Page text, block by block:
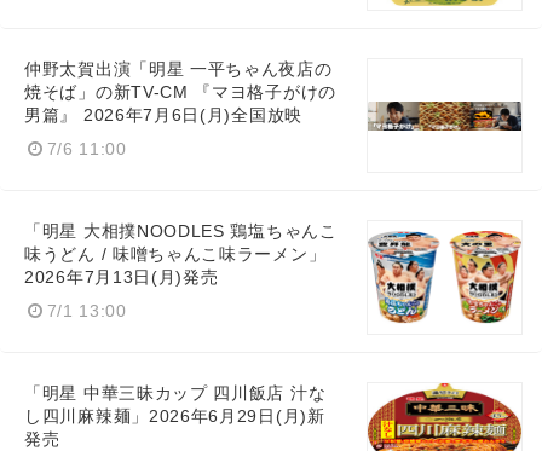
仲野太賀出演「明星 一平ちゃん夜店の
焼そば」の新TV-CM 『マヨ格子がけの
男篇』 2026年7月6日(月)全国放映
7/6 11:00
「明星 大相撲NOODLES 鶏塩ちゃんこ
味うどん / 味噌ちゃんこ味ラーメン」
2026年7月13日(月)発売
7/1 13:00
「明星 中華三昧カップ 四川飯店 汁な
し四川麻辣麺」2026年6月29日(月)新
発売